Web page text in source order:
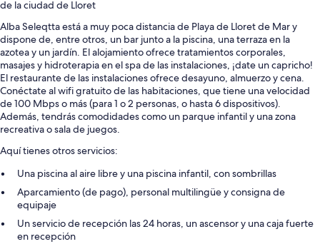
de la ciudad de Lloret
Alba Seleqtta está a muy poca distancia de Playa de Lloret de Mar y
dispone de, entre otros, un bar junto a la piscina, una terraza en la
azotea y un jardín. El alojamiento ofrece tratamientos corporales,
masajes y hidroterapia en el spa de las instalaciones, ¡date un capricho!
El restaurante de las instalaciones ofrece desayuno, almuerzo y cena.
Conéctate al wifi gratuito de las habitaciones, que tiene una velocidad
de 100 Mbps o más (para 1 o 2 personas, o hasta 6 dispositivos).
Además, tendrás comodidades como un parque infantil y una zona
recreativa o sala de juegos.
Aquí tienes otros servicios:
Una piscina al aire libre y una piscina infantil, con sombrillas
Aparcamiento (de pago), personal multilingüe y consigna de
equipaje
Un servicio de recepción las 24 horas, un ascensor y una caja fuerte
en recepción